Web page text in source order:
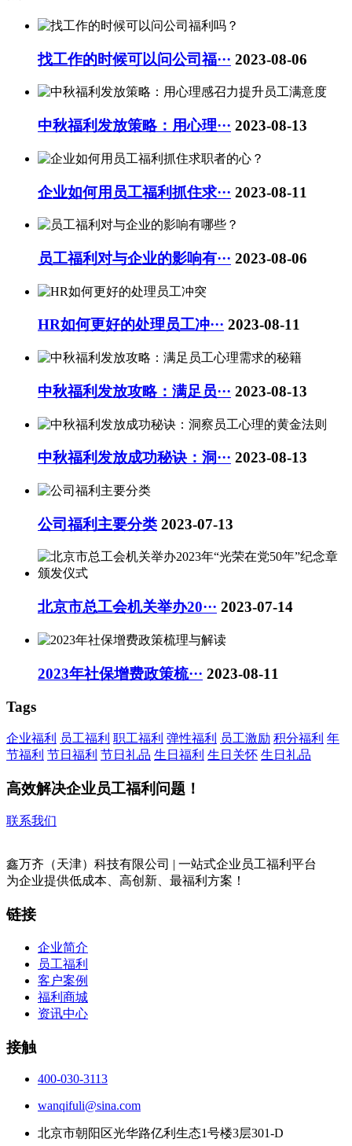
找工作的时候可以问公司福··· 2023-08-06
中秋福利发放策略：用心理··· 2023-08-13
企业如何用员工福利抓住求··· 2023-08-11
员工福利对与企业的影响有··· 2023-08-06
HR如何更好的处理员工冲··· 2023-08-11
中秋福利发放攻略：满足员··· 2023-08-13
中秋福利发放成功秘诀：洞··· 2023-08-13
公司福利主要分类 2023-07-13
北京市总工会机关举办20··· 2023-07-14
2023年社保增费政策梳··· 2023-08-11
Tags
企业福利 员工福利 职工福利 弹性福利 员工激励 积分福利 年
节福利 节日福利 节日礼品 生日福利 生日关怀 生日礼品
高效解决企业员工福利问题！
联系我们
鑫万齐（天津）科技有限公司 | 一站式企业员工福利平台
为企业提供低成本、高创新、最福利方案！
链接
企业简介
员工福利
客户案例
福利商城
资讯中心
接触
400-030-3113
wanqifuli@sina.com
北京市朝阳区光华路亿利生态1号楼3层301-D